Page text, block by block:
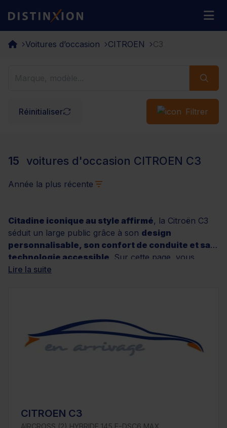
Distinxion
Voitures d’occasion CITROEN C3
Réinitialiser Filtrer
15 voitures d'occasion CITROEN C3
Année la plus récente
Citadine iconique au style affirmé, la Citroën C3
séduit un large public grâce à son design
personnalisable, son confort de conduite et sa
technologie accessible . Sur cette page, vous
retrouverez un large choix de Citroën C3 d’occasion,
rigoureusement contrôlé, certifié non accidenté et
bénéficie d’une garantie d’au moins 12 mois. Grâce à
nos services de financement sur mesure, il est facile
Lire la suite
CITROEN C3
AIRCROSS (2) HYBRIDE 145 E-DSC6 MAX